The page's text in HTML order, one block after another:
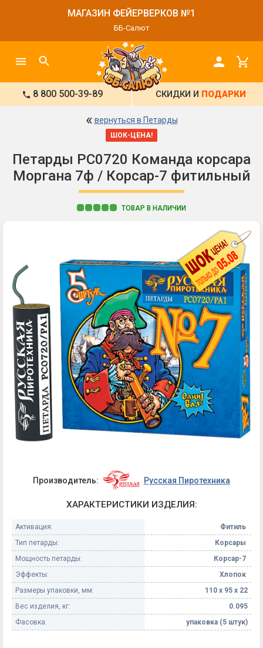
МАГАЗИН ФЕЙЕРВЕРКОВ №1
ББ-Салют
8 800 500-39-89 СКИДКИ И ПОДАРКИ
« вернуться в Петарды
ШОК-ЦЕНА!
Петарды РС0720 Команда корсара
Моргана 7ф / Корсар-7 фитильный
ТОВАР В НАЛИЧИИ
Производитель: Русская Пиротехника
ХАРАКТЕРИСТИКИ ИЗДЕЛИЯ:
Активация:
Фитиль
Тип петарды:
Корсары
Мощность петарды:
Корсар-7
Эффекты:
Хлопок
Размеры упаковки, мм:
110 х 95 х 22
Вес изделия, кг:
0.095
Фасовка:
упаковка (5 штук)